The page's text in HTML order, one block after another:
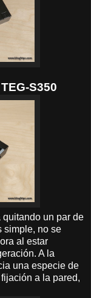
S350
un par de
simple, no se
al estar
A la
una especie de
a la pared,